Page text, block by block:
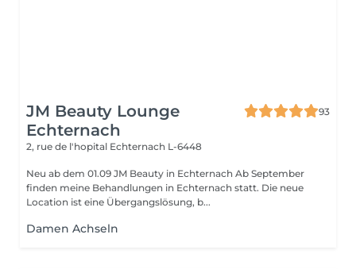
JM Beauty Lounge
Echternach
93
2, rue de l'hopital Echternach L-6448
Neu ab dem 01.09 JM Beauty in Echternach Ab September
finden meine Behandlungen in Echternach statt. Die neue
Location ist eine Übergangslösung, b...
Damen Achseln